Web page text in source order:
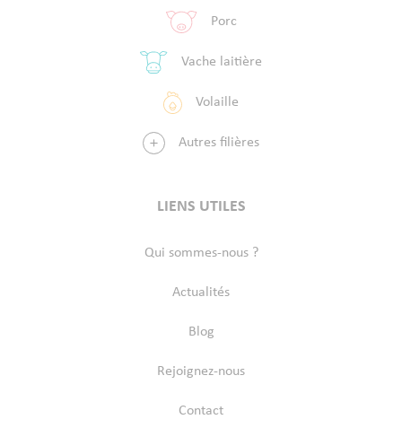
Porc
Vache laitière
Volaille
Autres filières
LIENS UTILES
Qui sommes-nous ?
Actualités
Blog
Rejoignez-nous
Contact